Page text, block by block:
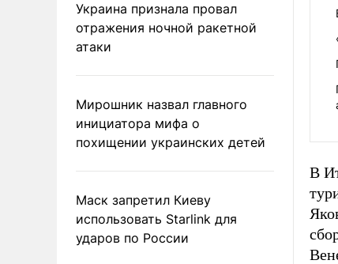
Украина признала провал
отражения ночной ракетной
атаки
Мирошник назвал главного
инициатора мифа о
похищении украинских детей
Маск запретил Киеву
использовать Starlink для
ударов по России
В